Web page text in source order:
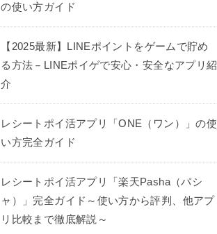
の使い方ガイド
【2025最新】LINEポイントをゲームで貯め
る方法－LINEポイゲで安心・安全なアプリ紹
介
レシートポイ活アプリ「ONE（ワン）」の使
い方完全ガイド
レシートポイ活アプリ「楽天Pasha（パシ
ャ）」完全ガイド～使い方から評判、他アプ
リ比較まで徹底解説～